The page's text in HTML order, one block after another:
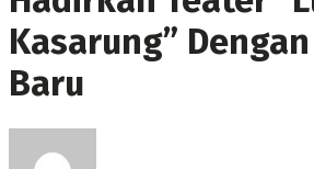
Kasarung”
Baru